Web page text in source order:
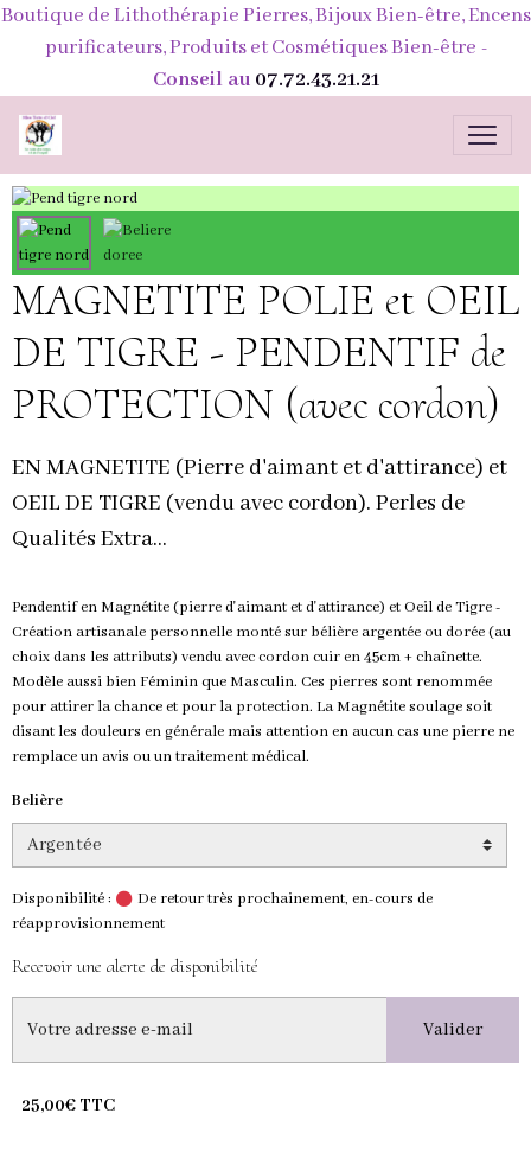
Boutique de Lithothérapie Pierres, Bijoux Bien-être, Encens
purificateurs, Produits et Cosmétiques Bien-être -
Conseil au 07.72.43.21.21
MAGNETITE POLIE et OEIL
DE TIGRE - PENDENTIF de
PROTECTION (avec cordon)
EN MAGNETITE (Pierre d'aimant et d'attirance) et
OEIL DE TIGRE (vendu avec cordon). Perles de
Qualités Extra...
Pendentif en Magnétite (pierre d'aimant et d'attirance) et Oeil de Tigre -
Création artisanale personnelle monté sur bélière argentée ou dorée (au
choix dans les attributs) vendu avec cordon cuir en 45cm + chaînette.
Modèle aussi bien Féminin que Masculin. Ces pierres sont renommée
pour attirer la chance et pour la protection. La Magnétite soulage soit
disant les douleurs en générale mais attention en aucun cas une pierre ne
remplace un avis ou un traitement médical.
Belière
Disponibilité :
De retour très prochainement, en-cours de
réapprovisionnement
Recevoir une alerte de disponibilité
Valider
25,00€ TTC